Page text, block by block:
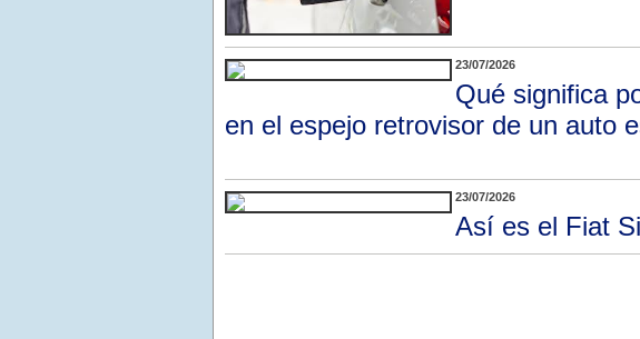
23/07/2026
Qué significa
en el espejo retrovisor de un auto
23/07/2026
Así es el Fiat